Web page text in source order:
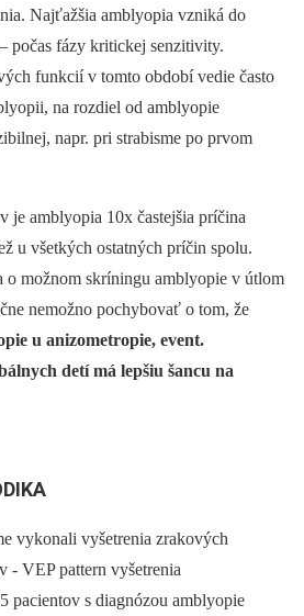
Najťažšia amblyopia vzniká do
počas fázy kritickej senzitivity.
funkcií v tomto období vedie často
na rozdiel od amblyopie
napr. pri strabisme po prvom
je amblyopia 10x častejšia príčina
u všetkých ostatných príčin spolu.
o možnom skríningu amblyopie v útlom
nemožno pochybovať o tom, že
u anizometropie, event.
detí má lepšiu šancu na
vykonali vyšetrenia zrakových
-⁠ VEP pattern vyšetrenia
pacientov s diagnózou amblyopie